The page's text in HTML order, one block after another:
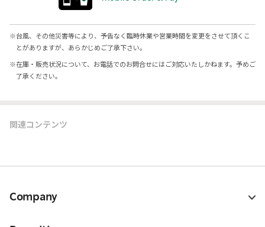
※台風、その他災害等により、予告なく臨時休業や営業時間を変更をさせて頂くこ
とがありますが、あらかじめご了承下さい。
※在庫・販売状況について、お電話でのお問合せにはご対応いたしかねます。予めご
了承ください。
関連コンテンツ
Company